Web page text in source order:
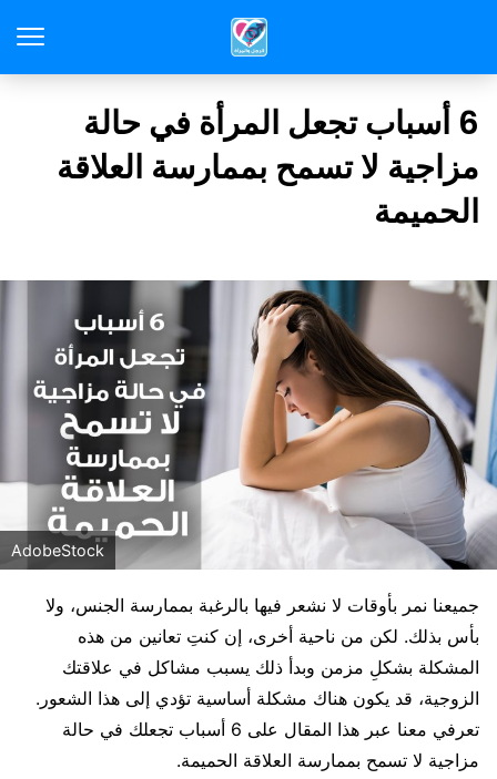
6 أسباب تجعل المرأة في حالة
مزاجية لا تسمح بممارسة العلاقة
الحميمة
AdobeStock
جميعنا نمر بأوقات لا نشعر فيها بالرغبة بممارسة الجنس، ولا
بأس بذلك. لكن من ناحية أخرى، إن كنتِ تعانين من هذه
المشكلة بشكلِ مزمن وبدأ ذلك يسبب مشاكل في علاقتك
الزوجية، قد يكون هناك مشكلة أساسية تؤدي إلى هذا الشعور.
تعرفي معنا عبر هذا المقال على 6 أسباب تجعلك في حالة
مزاجية لا تسمح بممارسة العلاقة الحميمة.